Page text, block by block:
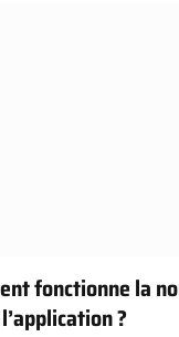
fonctionne la
?